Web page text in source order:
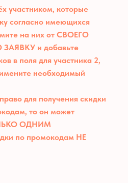
участником, которые
согласно имеющихся
на них от СВОЕГО
и добавьте
в поля для участника 2,
необходимый
для получения скидки
то он может
ОДНИМ
по промокодам НЕ